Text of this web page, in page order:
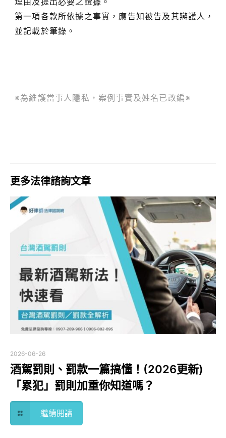
第一項各款所依據之事實，應告知被告及其辯護人，
並記載於筆錄。
※為維護當事人隱私，案例事實及姓名已改編※
更多法律諮詢文章
2026-06-26
酒駕罰則、罰款一篇搞懂！(2026更新)
「累犯」罰則加重你知道嗎？
繼續閱讀